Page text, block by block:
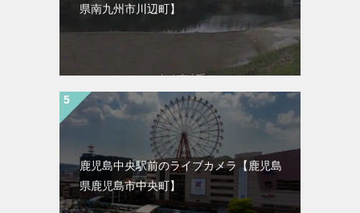
県南九州市川辺町】
鹿児島中央駅前のライブカメラ【鹿児島
県鹿児島市中央町】